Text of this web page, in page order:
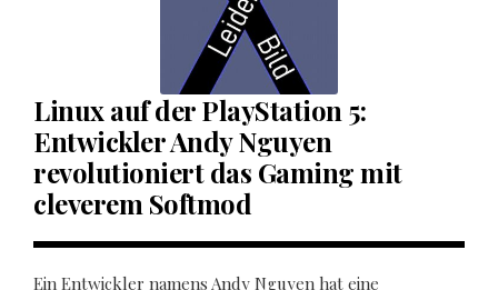
Linux auf der PlayStation 5:
Entwickler Andy Nguyen
revolutioniert das Gaming mit
cleverem Softmod
Ein Entwickler namens Andy Nguyen hat eine